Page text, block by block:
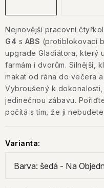
Jak nakupovat
Podmínky ochrany
Nejnovější pracovní
G4 s ABS (protiblokovací
upgrade Gladiátora, který
farmám i dvorům. Silnější,
makat od rána do večera
Vybroušený k
jedinečnou zábavu.
počítá s tím, že ji
Varianta: